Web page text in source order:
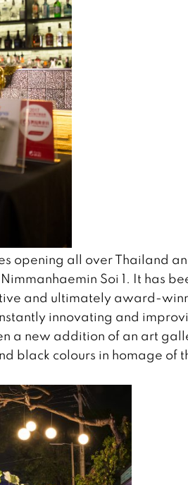
opening all over Thailand
Soi 1. It has
and ultimately award-
innovating and
a new addition of an art
black colours in homage of